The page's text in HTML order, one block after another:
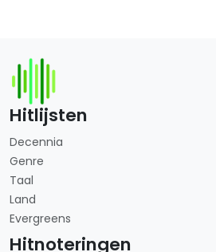
Hitlijsten
Decennia
Genre
Taal
Land
Evergreens
Hitnoteringen